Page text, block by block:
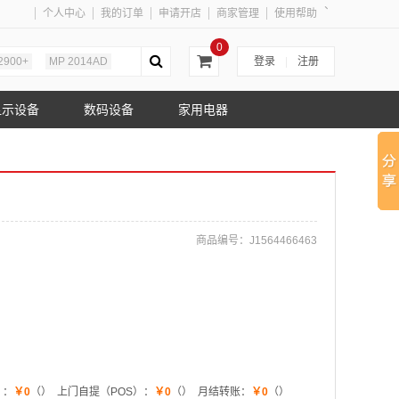
个人中心
、
我的订单 申请开店 商家管理 使用帮助
登录 注册
0
MP 2014AD
设备 数码设备 家用电器
商品编号： J1564466463
￥0 （） 上门自提（POS）： ￥0 （） 月结转账： ￥0 （）